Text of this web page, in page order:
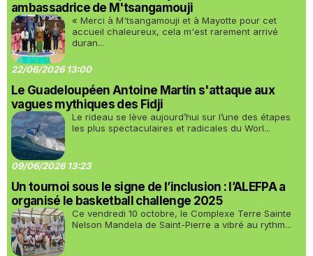
ambassadrice de M'tsangamouji
« Merci à M'tsangamouji et à Mayotte pour cet
accueil chaleureux, cela m'est rarement arrivé
duran...
22/06/2026 13:00
Le Guadeloupéen Antoine Martin s'attaque aux
vagues mythiques des Fidji
Le rideau se lève aujourd’hui sur l’une des étapes
les plus spectaculaires et radicales du Worl...
09/06/2026 13:23
Un tournoi sous le signe de l’inclusion : l’ALEFPA a
organisé le basketball challenge 2025
Ce vendredi 10 octobre, le Complexe Terre Sainte
Nelson Mandela de Saint-Pierre a vibré au rythm...